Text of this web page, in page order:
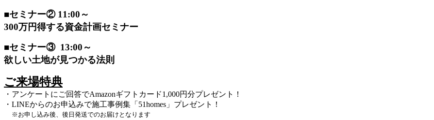
■セミナー② 11:00～
300万円得する資金計画セミナー
■セミナー③ 13:00～
欲しい土地が見つかる法則
ご来場特典
・アンケートにご回答でAmazonギフトカード1,000円分プレゼント！
・LINEからのお申込みで施工事例集「51homes」 プレゼント！
※お申し込み後、後日発送でのお届けとなります